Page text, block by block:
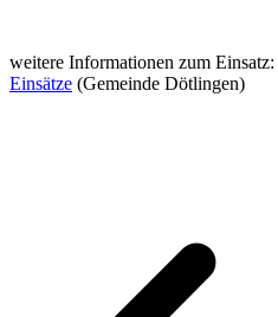
weitere Informationen zum Einsatz:
Einsätze (Gemeinde Dötlingen)